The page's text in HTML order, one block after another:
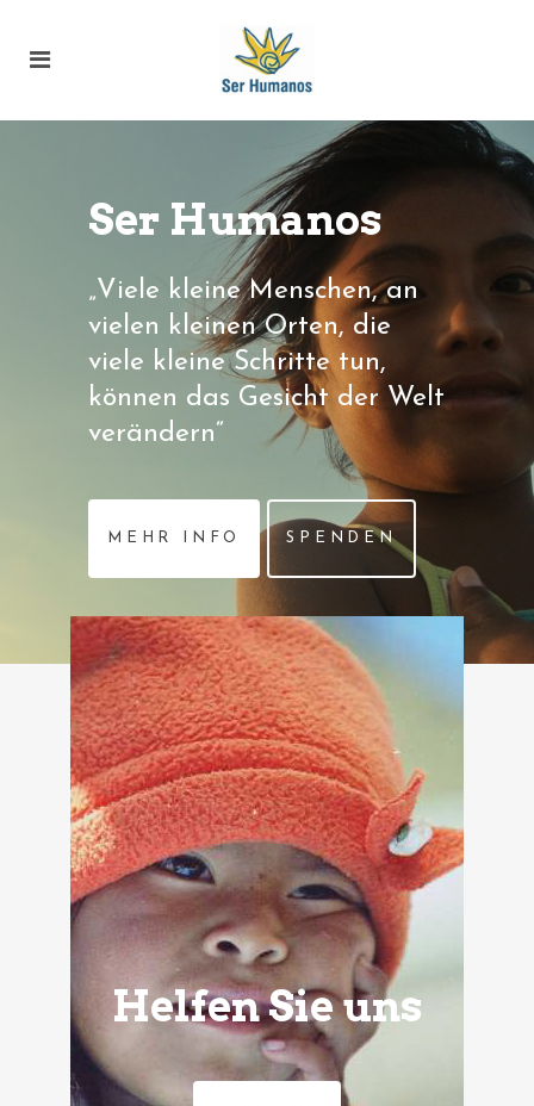
Ser Humanos
„Viele kleine Menschen, an
vielen kleinen Orten, die
viele kleine Schritte tun,
können das Gesicht der Welt
verändern“
MEHR INFO SPENDEN
Helfen Sie uns